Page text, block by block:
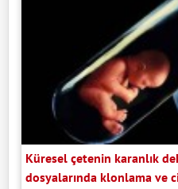
Küresel çetenin karanlık
dosyalarında klonlama ve